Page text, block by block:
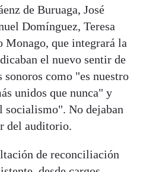
de Buruaga, José
Domínguez, Teresa
Monago, que integrará la
el nuevo sentir de
como "es nuestro
unidos que nunca" y
socialismo". No dejaban
del auditorio.
de reconciliación